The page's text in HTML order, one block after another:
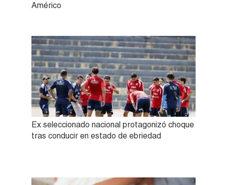
Américo
Ex seleccionado nacional protagonizó choque
tras conducir en estado de ebriedad